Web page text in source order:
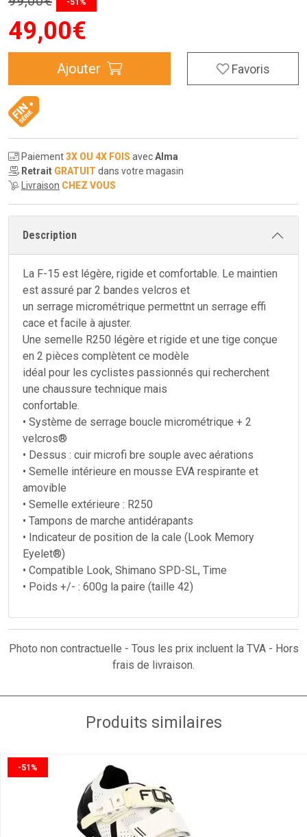
49,00€
Ajouter Favoris
Paiement3X OU 4X FOIS avecAlma
Retrait GRATUIT dans votre magasin
Livraison CHEZ VOUS
Description
La F-15 est légère, rigide et comfortable. Le maintien
est assuré par 2 bandes velcros et
un serrage micrométrique permettnt un serrage effi
cace et facile à ajuster.
Une semelle R250 légère et rigide et une tige conçue
en 2 pièces complètent ce modèle
idéal pour les cyclistes passionnés qui recherchent
une chaussure technique mais
confortable.
• Système de serrage boucle micrométrique + 2
velcros®
• Dessus : cuir microfi bre souple avec aérations
• Semelle intérieure en mousse EVA respirante et
amovible
• Semelle extérieure : R250
• Tampons de marche antidérapants
• Indicateur de position de la cale (Look Memory
Eyelet®)
• Compatible Look, Shimano SPD-SL, Time
• Poids +/- : 600g la paire (taille 42)
Photo non contractuelle - Tous les prix incluent la TVA - Hors
frais de livraison.
Produits similaires
-51%